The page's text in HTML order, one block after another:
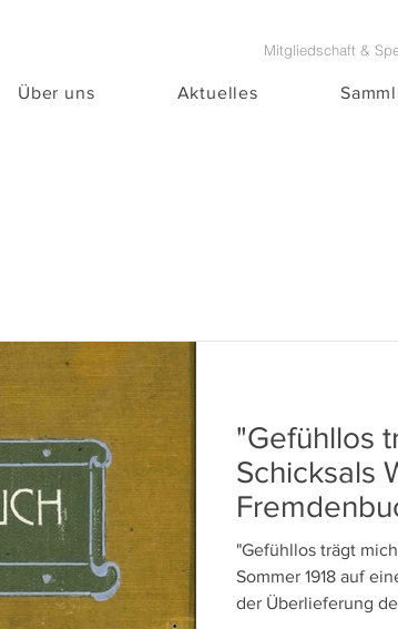
Über uns Aktuelles
Mitgliedschaft &
"Gefühllos
Schicksals
von Gut
"Gefühllos trägt
Sommer 1918 auf
der Überlieferung